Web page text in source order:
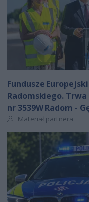
Fundusze
Radomskiego.
nr 3539W Radom -
Autor artykułu:
Materiał partnera